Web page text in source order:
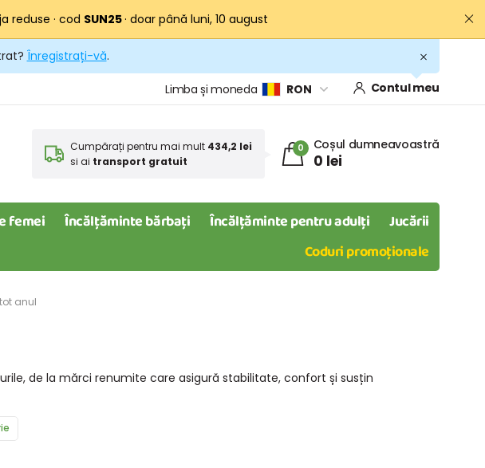
reduse · cod SUN25· doar până luni, 10 august
Înregistrați-vă.
Limba și moneda RON Contul meu
Cumpărați pentru mai mult 434,2 lei
si ai transport gratuit
0 Coșul dumneavoastră
0 lei
femei Încălțăminte bărbați Încălțăminte pentru adulți
Jucării
Coduri promoționale
anul
de la mărci renumite care asigură stabilitate, confort și susțin